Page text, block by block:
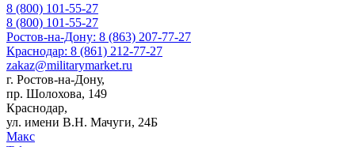
8 (800) 101-55-27
8 (800) 101-55-27
Ростов-на-Дону: 8 (863) 207-77-27
Краснодар: 8 (861) 212-77-27
zakaz@militarymarket.ru
г. Ростов-на-Дону,
пр. Шолохова, 149
Краснодар,
ул. имени В.Н. Мачуги, 24Б
Макс